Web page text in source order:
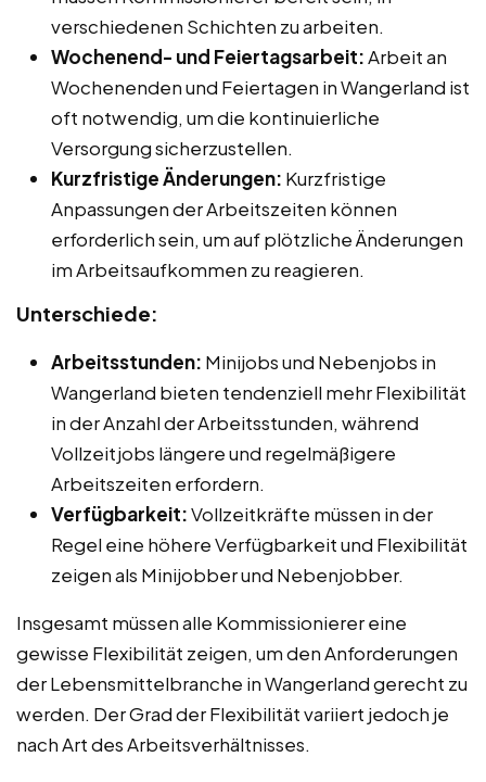
verschiedenen Schichten zu arbeiten.
Wochenend- und Feiertagsarbeit:Arbeit an
Wochenenden und Feiertagen in Wangerland ist
oft notwendig, um die kontinuierliche
Versorgung sicherzustellen.
Kurzfristige Änderungen: Kurzfristige
Anpassungen der Arbeitszeiten können
erforderlich sein, um auf plötzliche Änderungen
im Arbeitsaufkommen zu reagieren.
Unterschiede:
Arbeitsstunden: Minijobs und Nebenjobs in
Wangerland bieten tendenziell mehr Flexibilität
in der Anzahl der Arbeitsstunden, während
Vollzeitjobs längere und regelmäßigere
Arbeitszeiten erfordern.
Verfügbarkeit:Vollzeitkräfte müssen in der
Regel eine höhere Verfügbarkeit und Flexibilität
zeigen als Minijobber und Nebenjobber.
Insgesamt müssen alle Kommissionierer eine
gewisse Flexibilität zeigen, um den Anforderungen
der Lebensmittelbranche in Wangerland gerecht zu
werden. Der Grad der Flexibilität variiert jedoch je
nach Art des Arbeitsverhältnisses.